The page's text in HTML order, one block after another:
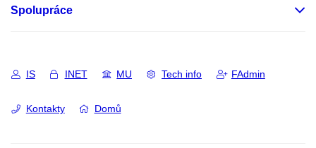
Spolupráce
IS INET MU Tech info FAdmin
Kontakty Domů